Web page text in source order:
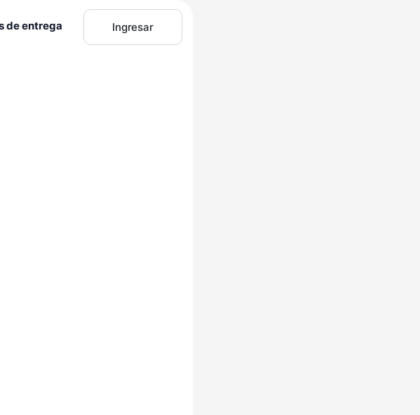
de entrega Ingresar